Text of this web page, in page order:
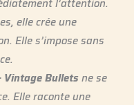
elle crée une
Elle s’impose sans
Vintage Bulletsne se
Elle raconte une